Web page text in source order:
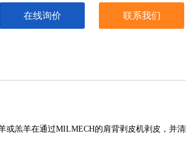
在线询价 联系我们
羔羊在通过MILMECH的肩背剥皮机剥皮，并